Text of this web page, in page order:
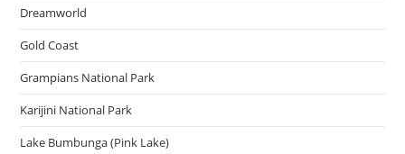
Dreamworld
Gold Coast
Grampians National Park
Karijini National Park
Lake Bumbunga (Pink Lake)